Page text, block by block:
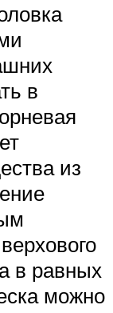
в
из
в равных
можно